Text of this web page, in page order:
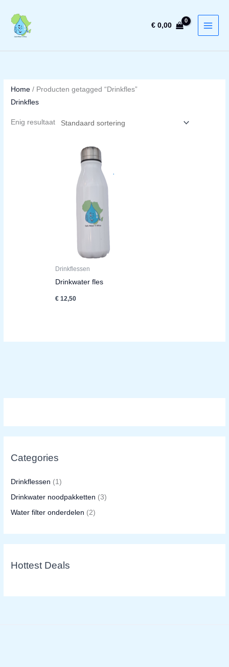
naar
€ 0,00
Categories
Drinkflessen (1)
Drinkwater noodpakketten (3)
Water filter onderdelen (2)
Hottest Deals
Home / Producten getagged “Drinkfles”
Drinkfles
Enig resultaat
Drinkflessen
Drinkwater fles
€ 12,50